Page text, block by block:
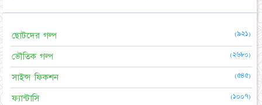
ছোটদের গল্প (৯২১)
ভৌতিক গল্প (২৬৮০)
সাইন্স ফিকশন (৫৪৫)
ফ্যান্টাসি (১০০৭)